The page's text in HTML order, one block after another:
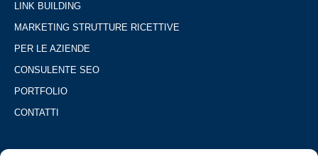
LINK BUILDING
MARKETING STRUTTURE RICETTIVE
PER LE AZIENDE
CONSULENTE SEO
PORTFOLIO
CONTATTI